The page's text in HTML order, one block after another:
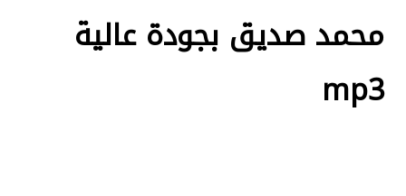
محمد صديق بجودة عالية
mp3